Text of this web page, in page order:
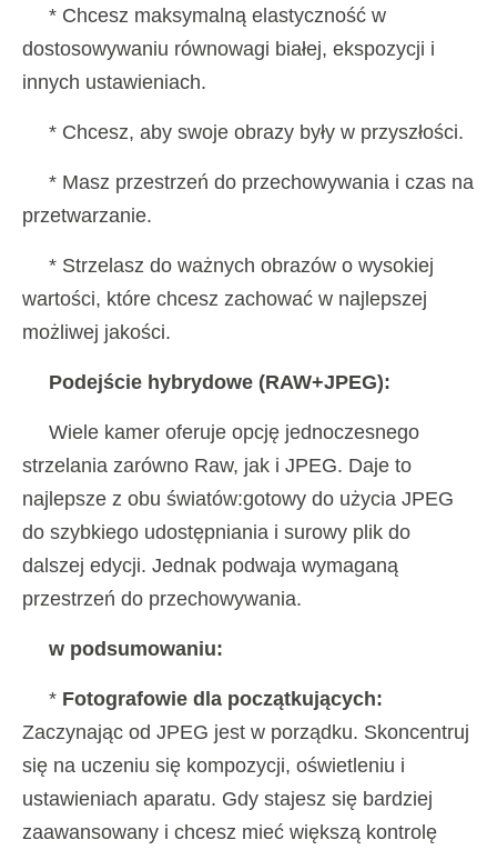
* Chcesz maksymalną elastyczność w
dostosowywaniu równowagi białej, ekspozycji i
innych ustawieniach.
* Chcesz, aby swoje obrazy były w przyszłości.
* Masz przestrzeń do przechowywania i czas na
przetwarzanie.
* Strzelasz do ważnych obrazów o wysokiej
wartości, które chcesz zachować w najlepszej
możliwej jakości.
Podejście hybrydowe (RAW+JPEG):
Wiele kamer oferuje opcję jednoczesnego
strzelania zarówno Raw, jak i JPEG. Daje to
najlepsze z obu światów:gotowy do użycia JPEG
do szybkiego udostępniania i surowy plik do
dalszej edycji. Jednak podwaja wymaganą
przestrzeń do przechowywania.
w podsumowaniu:
* Fotografowie dla początkujących:
Zaczynając od JPEG jest w porządku. Skoncentruj
się na uczeniu się kompozycji, oświetleniu i
ustawieniach aparatu. Gdy stajesz się bardziej
zaawansowany i chcesz mieć większą kontrolę